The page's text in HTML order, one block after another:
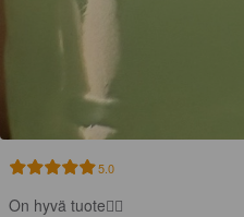
5.0
On hyvä tuote👍🏻